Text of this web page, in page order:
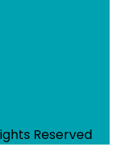
Reserved